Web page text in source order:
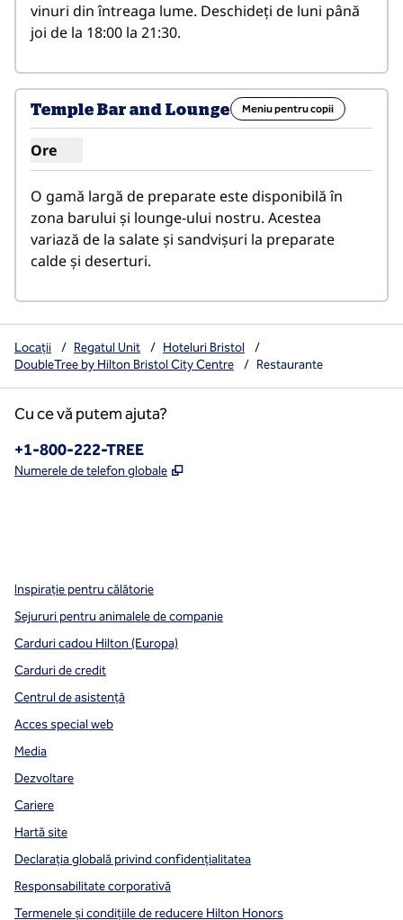
vinuri din întreaga lume. Deschideți de luni până
joi de la 18:00 la 21:30.
Temple Bar and Lounge Meniu pentru copii
Ore
Afișare ore pentru Temple Bar and Lounge
O gamă largă de preparate este disponibilă în
zona barului și lounge-ului nostru. Acestea
variază de la salate și sandvișuri la preparate
calde și deserturi.
Locații / Regatul Unit / Hoteluri Bristol
/
DoubleTree by Hilton Bristol City Centre
/ Restaurante
Cu ce vă putem ajuta?
Telefon:
+1-800-222-TREE
Numerele de telefon globale ,
Inspirație pentru călătorie
Sejururi pentru animalele de companie
Carduri cadou Hilton (Europa)
Carduri de credit
Centrul de asistență
Acces special web
Media
Dezvoltare
Cariere
Hartă site
Declarația globală privind confidenţialitatea
Responsabilitate corporativă
Termenele și condițiile de reducere Hilton Honors